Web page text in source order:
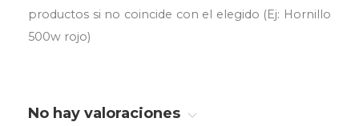
productos si no coincide con el elegido (Ej: Hornillo
500w rojo)
No hay valoraciones